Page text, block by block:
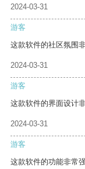
2024-03-31
游客
这款软件的社区氛围
2024-03-31
游客
这款软件的界面设计
2024-03-31
游客
这款软件的功能非常